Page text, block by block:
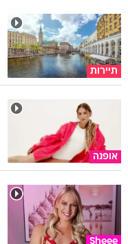
תיירות
אופנה
Sheee